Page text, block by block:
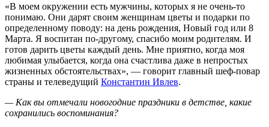
«В моем окружении есть мужчины, которых я не очень-то
понимаю. Они дарят своим женщинам цветы и подарки по
определенному поводу: на день рождения, Новый год или 8
Марта. Я воспитан по-другому, спасибо моим родителям. И
готов дарить цветы каждый день. Мне приятно, когда моя
любимая улыбается, когда она счастлива даже в непростых
жизненных обстоятельствах», — говорит главный шеф-повар
страны и телеведущий Константин Ивлев.
— Как вы отмечали новогодние праздники в детстве, какие
сохранились воспоминания?